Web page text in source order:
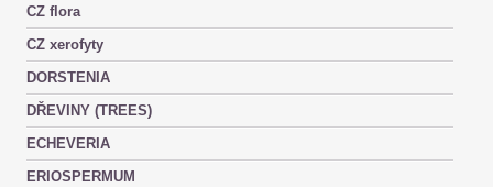
CZ flora
CZ xerofyty
DORSTENIA
DŘEVINY (TREES)
ECHEVERIA
ERIOSPERMUM